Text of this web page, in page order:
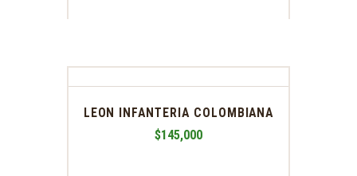
LEON INFANTERIA COLOMBIANA
$145,000